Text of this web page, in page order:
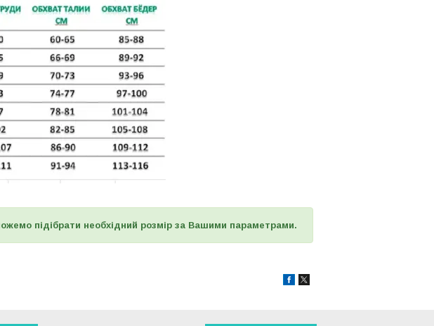
підібрати необхідний розмір за Вашими параметрами.